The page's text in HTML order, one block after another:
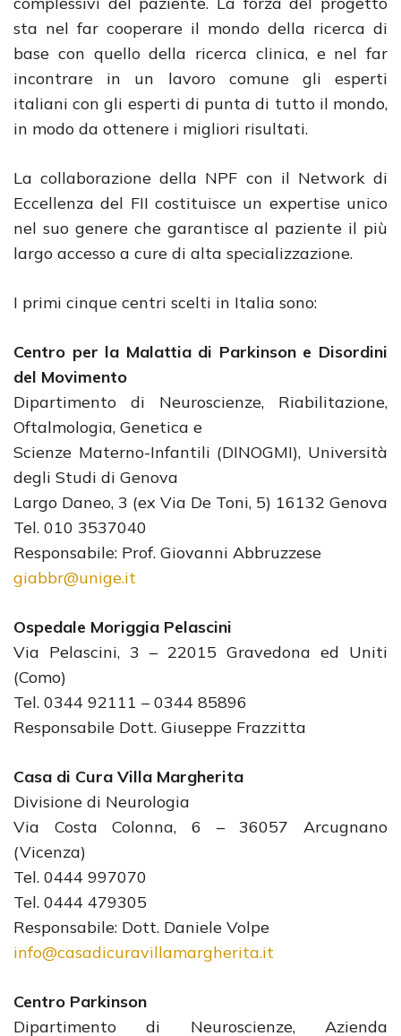
sta nel far cooperare il mondo della ricerca di
base con quello della ricerca clinica, e nel far
incontrare in un lavoro comune gli esperti
italiani con gli esperti di punta di tutto il mondo,
in modo da ottenere i migliori risultati.
La collaborazione della NPF con il Network di
Eccellenza del FII costituisce un expertise unico
nel suo genere che garantisce al paziente il più
largo accesso a cure di alta specializzazione.
I primi cinque centri scelti in Italia sono:
Centro per la Malattia di Parkinson e Disordini
del Movimento
Dipartimento di Neuroscienze, Riabilitazione,
Oftalmologia, Genetica e
Scienze Materno-Infantili (DINOGMI), Università
degli Studi di Genova
Largo Daneo, 3 (ex Via De Toni, 5) 16132 Genova
Tel. 010 3537040
Responsabile: Prof. Giovanni Abbruzzese
giabbr@unige.it
Ospedale Moriggia Pelascini
Via Pelascini, 3 – 22015 Gravedona ed Uniti
(Como)
Tel. 0344 92111 – 0344 85896
Responsabile Dott. Giuseppe Frazzitta
Casa di Cura Villa Margherita
Divisione di Neurologia
Via Costa Colonna, 6 – 36057 Arcugnano
(Vicenza)
Tel. 0444 997070
Tel. 0444 479305
Responsabile: Dott. Daniele Volpe
info@casadicuravillamargherita.it
Centro Parkinson
Dipartimento di Neuroscienze, Azienda